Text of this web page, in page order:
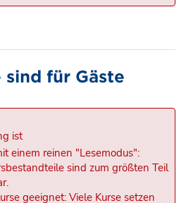
sind für Gäste
ist
einem reinen "Lesemodus":
sind zum größten Teil
geeignet: Viele Kurse setzen